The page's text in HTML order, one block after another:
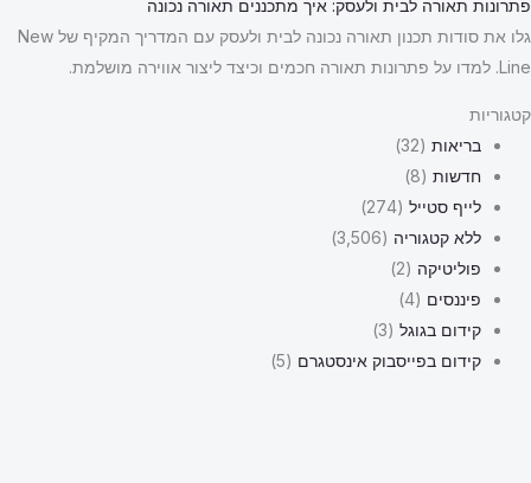
פתרונות תאורה לבית ולעסק: איך מתכננים תאורה נכונה
גלו את סודות תכנון תאורה נכונה לבית ולעסק עם המדריך המקיף של New
Line. למדו על פתרונות תאורה חכמים וכיצד ליצור אווירה מושלמת.
קטגוריות
בריאות (32)
חדשות (8)
לייף סטייל (274)
ללא קטגוריה (3,506)
פוליטיקה (2)
פיננסים (4)
קידום בגוגל (3)
קידום בפייסבוק אינסטגרם (5)